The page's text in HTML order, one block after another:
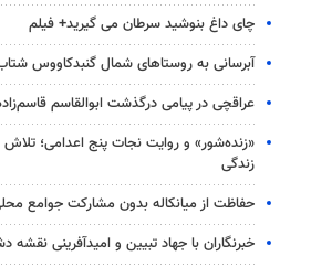
چای داغ بنوشید سرطان می گیرید+ فیلم
آبرسانی به روستاهای شمال گنبدکاووس
عراقچی در پیامی درگذشت ابوالقاسم
«زنده‌شور» و روایت نجات پنج اعدامی؛
زندگی
حفاظت از میانکاله بدون مشارکت جوامع
خبرنگاران با جهاد تبیین و امیدآفرینی نقشه